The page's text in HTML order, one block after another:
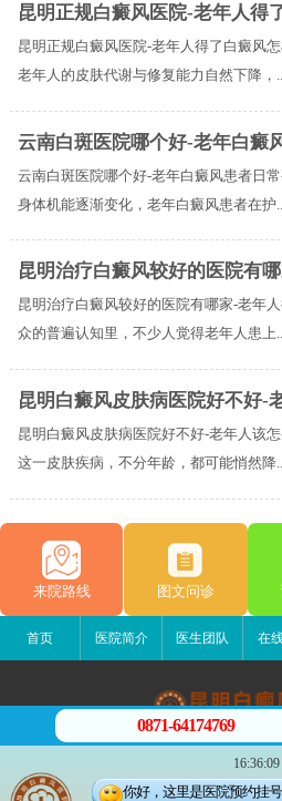
昆明正规白癜风医院-老年人得
昆明正规白癜风医院-老年人得了白癜风
老年人的皮肤代谢与修复能力自然下降，
云南白斑医院哪个好-老年白癜
云南白斑医院哪个好-老年白癜风患者日
身体机能逐渐变化，老年白癜风患者在护
昆明治疗白癜风较好的医院有
昆明治疗白癜风较好的医院有哪家-老年
众的普遍认知里，不少人觉得老年人患上
昆明白癜风皮肤病医院好不好-
昆明白癜风皮肤病医院好不好-老年人该
这一皮肤疾病，不分年龄，都可能悄然降
来院路线 图文问诊
首页 医院简介 医生团队 在
昆明白癜风
昆明市五华区护
版权所有：昆明白
0871-64174769
16:36:09
你好，这里是医院预约挂